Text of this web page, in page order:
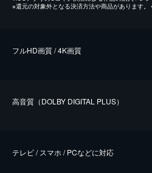
※還元の対象外となる決済方法や商品があります。
フルHD画質 / 4K画質
⾼⾳質（DOLBY DIGITAL PLUS）
テレビ / スマホ / PCなどに対応